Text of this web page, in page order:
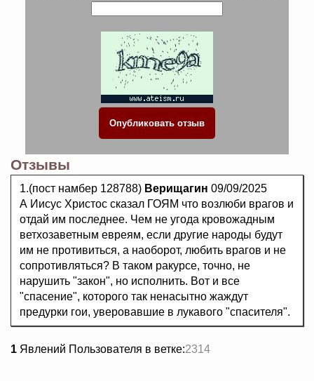
Отзывы
1.(пост намбер 128788) Верищагин 09/09/2025
А Иисус Христос сказал ГОЯМ что возлюби врагов и
отдай им последнее. Чем не угода кровожадным
ветхозаветным евреям, если другие народы будут
им не противиться, а наоборот, любить врагов и не
сопротивляться? В таком ракурсе, точно, не
нарушить "закон", но исполнить. Вот и все
"спасение", которого так ненасытно жаждут
предурки гои, уверовавшие в лукавого "спасителя".
1 Явлений Пользователя в ветке:2314